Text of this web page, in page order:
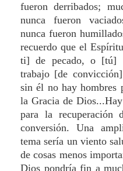
fueron derribados;
nunca fueron
nunca fueron
recuerdo que el
ti] de pecado, o [tú]
trabajo [de
sin él no hay hombres
la Gracia de
para la recuperación
conversión. Una
tema sería un viento
de cosas menos
Dios pondría fin a